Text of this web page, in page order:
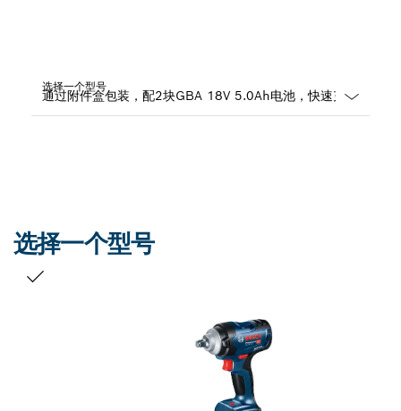
选择一个型号
选择一个型号